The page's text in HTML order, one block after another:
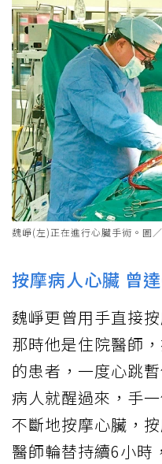
魏崢(左)正在進行心臟手術。圖
按摩病人心臟 曾
魏崢更曾用手直接
那時他是住院醫師
的患者，一度心跳
病人就醒過來，手
不斷地按摩心臟，
醫師輪替持續6小時